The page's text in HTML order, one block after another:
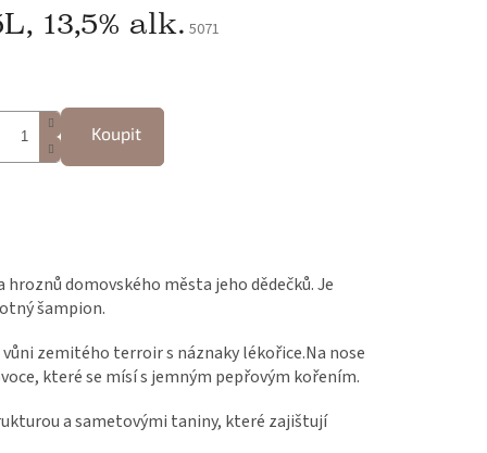
13,5% alk. 5071
Koupit
hroznů domovského města jeho dědečků. Je
šampion.
zemitého terroir s náznaky lékořice.Na nose
které se mísí s jemným pepřovým kořením.
a sametovými taniny, které zajištují